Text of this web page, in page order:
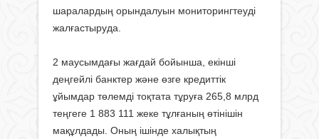
шаралардың орындалуын мониторингтеуді
жалғастыруда.
2 маусымдағы жағдай бойынша, екінші
деңгейлі банктер және өзге кредиттік
ұйымдар төлемді тоқтата тұруға 265,8 млрд
теңгеге 1 883 111 жеке тұлғаның өтінішін
мақұлдады. Оның ішінде халықтың